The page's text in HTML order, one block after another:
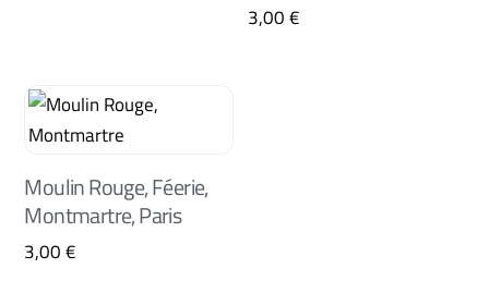
3,00€
Moulin Rouge, Féerie,
Montmartre, Paris
3,00€